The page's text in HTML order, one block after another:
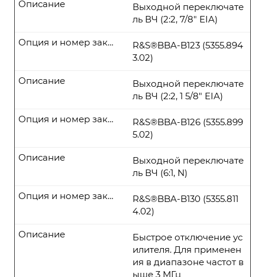
Выходной переключате
ль ВЧ (2:2, 7/8" EIA)
Описание
R&S®BBA-B123 (5355.894
3.02)
Опция и номер заказа
Выходной переключате
ль ВЧ (2:2, 1 5/8" EIA)
Описание
R&S®BBA-B126 (5355.899
5.02)
Опция и номер заказа
Выходной переключате
ль ВЧ (6:1, N)
Описание
R&S®BBA-B130 (5355.811
4.02)
Опция и номер заказа
Быстрое отключение ус
илителя. Для применен
ия в диапазоне частот в
ыше 3 МГц
Описание